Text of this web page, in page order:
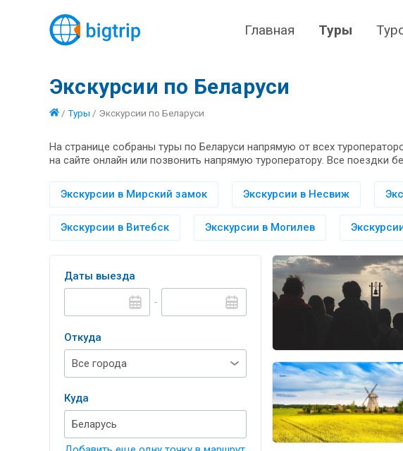
Главная Туры
Экскурсии по Беларуси
/ Туры / Экскурсии по Беларуси
На странице собраны туры по Беларуси напрямую от всех
на сайте онлайн или позвонить напрямую туроператору. Все поездки
Экскурсии в Мирский замок Экскурсии в Несвиж
Экскурсии в Витебск Экскурсии в Могилев
Даты выезда
-
Откуда
Куда